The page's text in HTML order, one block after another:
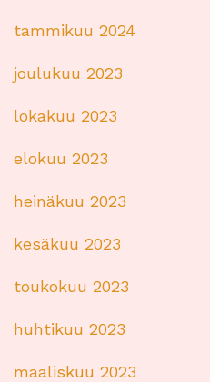
tammikuu 2024
joulukuu 2023
lokakuu 2023
elokuu 2023
heinäkuu 2023
kesäkuu 2023
toukokuu 2023
huhtikuu 2023
maaliskuu 2023